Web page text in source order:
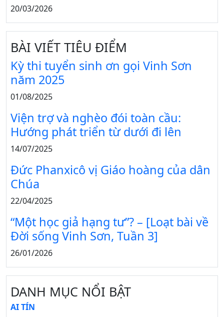
20/03/2026
BÀI VIẾT TIÊU ĐIỂM
Kỳ thi tuyển sinh ơn gọi Vinh Sơn
năm 2025
01/08/2025
Viện trợ và nghèo đói toàn cầu:
Hướng phát triển từ dưới đi lên
14/07/2025
Đức Phanxicô vị Giáo hoàng của dân
Chúa
22/04/2025
“Một học giả hạng tư”? – [Loạt bài về
Đời sống Vinh Sơn, Tuần 3]
26/01/2026
DANH MỤC NỔI BẬT
AI TÍN